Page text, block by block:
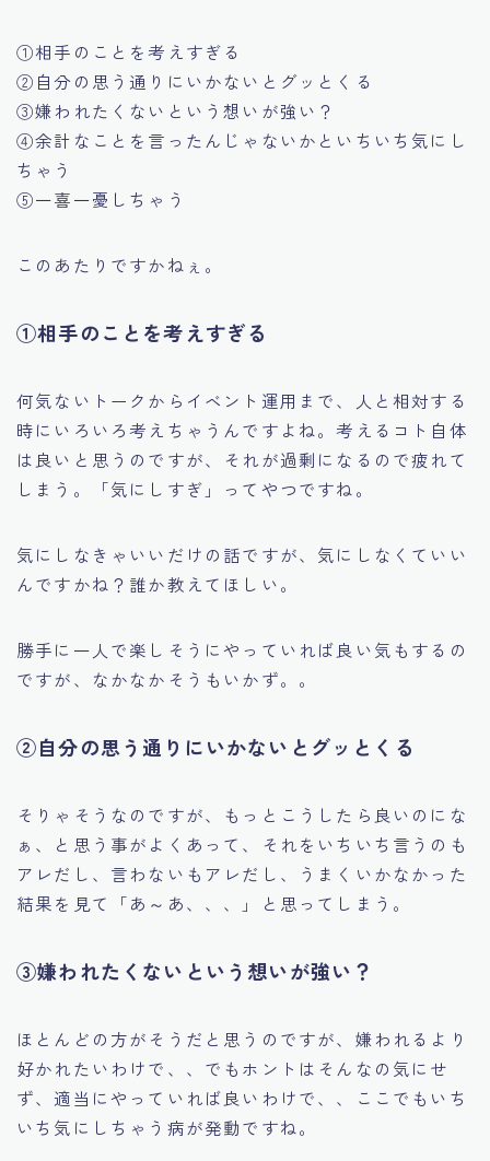
①相手のことを考えすぎる
②自分の思う通りにいかないとグッとくる
③嫌われたくないという想いが強い？
④余計なことを言ったんじゃないかといちいち気にし
ちゃう
⑤一喜一憂しちゃう
このあたりですかねぇ。
①相手のことを考えすぎる
何気ないトークからイベント運用まで、人と相対する
時にいろいろ考えちゃうんですよね。考えるコト自体
は良いと思うのですが、それが過剰になるので疲れて
しまう。「気にしすぎ」ってやつですね。
気にしなきゃいいだけの話ですが、気にしなくていい
んですかね？誰か教えてほしい。
勝手に一人で楽しそうにやっていれば良い気もするの
ですが、なかなかそうもいかず。。
②自分の思う通りにいかないとグッとくる
そりゃそうなのですが、もっとこうしたら良いのにな
ぁ、と思う事がよくあって、それをいちいち言うのも
アレだし、言わないもアレだし、うまくいかなかった
結果を見て「あ～あ、、、」と思ってしまう。
③嫌われたくないという想いが強い？
ほとんどの方がそうだと思うのですが、嫌われるより
好かれたいわけで、、でもホントはそんなの気にせ
ず、適当にやっていれば良いわけで、、ここでもいち
いち気にしちゃう病が発動ですね。